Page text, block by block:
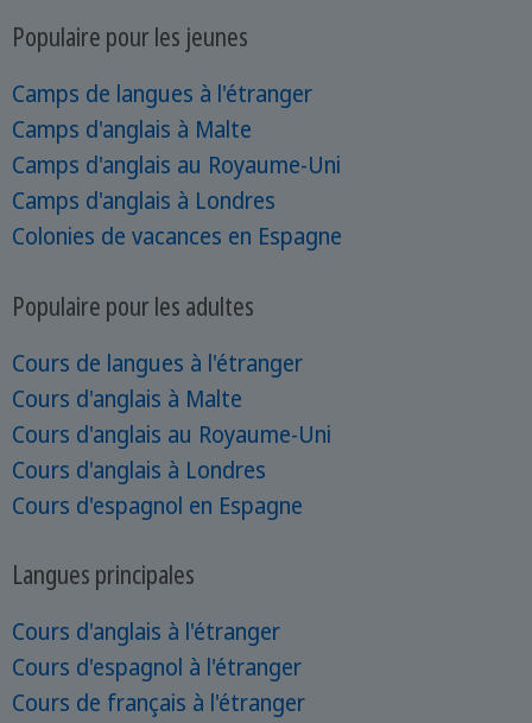
Populaire pour les jeunes
Camps de langues à l'étranger
Camps d'anglais à Malte
Camps d'anglais au Royaume-Uni
Camps d'anglais à Londres
Colonies de vacances en Espagne
Populaire pour les adultes
Cours de langues à l'étranger
Cours d'anglais à Malte
Cours d'anglais au Royaume-Uni
Cours d'anglais à Londres
Cours d'espagnol en Espagne
Langues principales
Cours d'anglais à l'étranger
Cours d'espagnol à l'étranger
Cours de français à l'étranger